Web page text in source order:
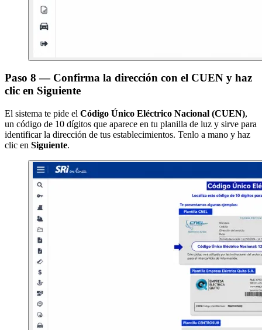
Paso 8 — Confirma la dirección con el CUEN y haz
clic en Siguiente
El sistema te pide el Código Único Eléctrico Nacional (CUEN),
un código de 10 dígitos que aparece en tu planilla de luz y sirve para
identificar la dirección de tus establecimientos. Tenlo a mano y haz
clic en Siguiente.